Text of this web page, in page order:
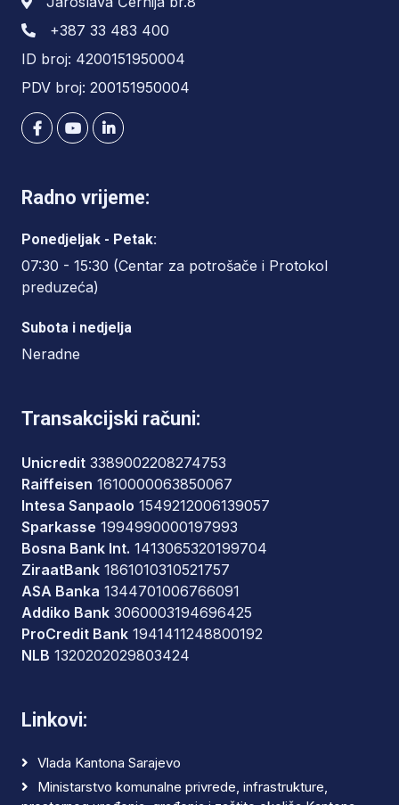
+387 33 483 400
ID broj: 4200151950004
PDV broj: 200151950004
Radno vrijeme:
Ponedjeljak - Petak:
07:30 - 15:30 (Centar za potrošače i Protokol
preduzeća)
Subota i nedjelja
Neradne
Transakcijski računi:
Unicredit 3389002208274753
Raiffeisen 1610000063850067
Intesa Sanpaolo 1549212006139057
Sparkasse 1994990000197993
Bosna Bank Int. 1413065320199704
ZiraatBank 1861010310521757
ASA Banka 1344701006766091
Addiko Bank 3060003194696425
ProCredit Bank 1941411248800192
NLB 1320202029803424
Linkovi:
Vlada Kantona Sarajevo
Ministarstvo komunalne privrede, infrastrukture,